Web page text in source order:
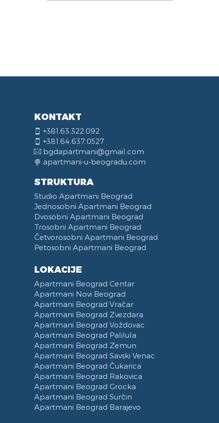
KONTAKT
+381.63.322.092
+381.64.637.0527
bgdapartmani@gmail.com
apartmani-u-beogradu.com
STRUKTURA
Studio Apartmani Beograd
Jednosobni Apartmani Beograd
Dvosobni Apartmani Beograd
Trosobni Apartmani Beograd
Četvorosobni Apartmani Beograd
Petosobni Apartmani Beograd
LOKACIJE
Apartmani Beograd Centar
Apartmani Novi Beograd
Apartmani Beograd Vračar
Apartmani Beograd Zvezdara
Apartmani Beograd Voždovac
Apartmani Beograd Palilula
Apartmani Beograd Zemun
Apartmani Beograd Savski Venac
Apartmani Beograd Čukarica
Apartmani Beograd Rakovica
Apartmani Beograd Grocka
Apartmani Beograd Surčin
Apartmani Beograd Barajevo